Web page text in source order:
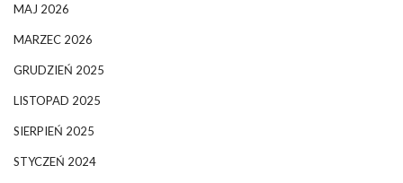
MAJ 2026
MARZEC 2026
GRUDZIEŃ 2025
LISTOPAD 2025
SIERPIEŃ 2025
STYCZEŃ 2024